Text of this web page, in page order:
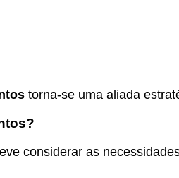
torna-se uma aliada
considerar as